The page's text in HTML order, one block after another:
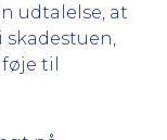
udtalelse, at
til